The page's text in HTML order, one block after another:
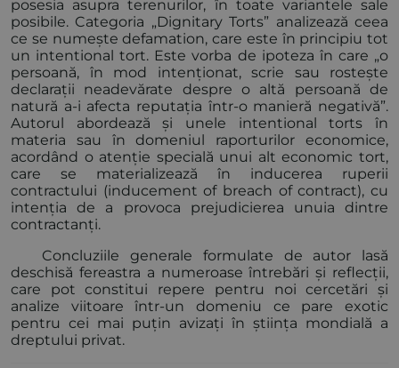
posesia asupra terenurilor, în toate variantele sale
posibile. Categoria „Dignitary Torts” analizează ceea
ce se numește defamation, care este în principiu tot
un intentional tort. Este vorba de ipoteza în care „o
persoană, în mod intenționat, scrie sau rostește
declarații neadevărate despre o altă persoană de
natură a-i afecta reputația într-o manieră negativă”.
Autorul abordează și unele intentional torts în
materia sau în domeniul raporturilor economice,
acordând o atenție specială unui alt economic tort,
care se materializează în inducerea ruperii
contractului (inducement of breach of contract), cu
intenția de a provoca prejudicierea unuia dintre
contractanți.
Concluziile generale formulate de autor lasă
deschisă fereastra a numeroase întrebări și reflecții,
care pot constitui repere pentru noi cercetări și
analize viitoare într-un domeniu ce pare exotic
pentru cei mai puțin avizați în știința mondială a
dreptului privat.